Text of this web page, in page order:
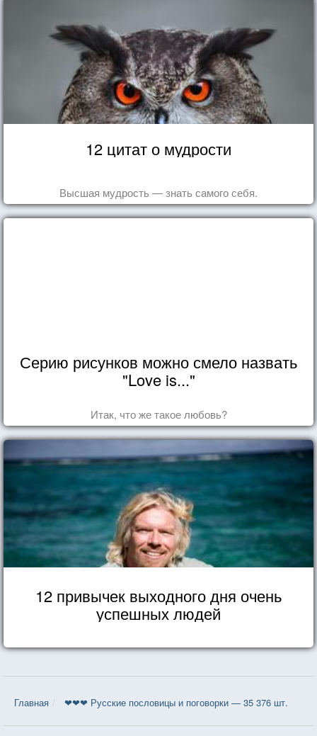
12 цитат о мудрости
Высшая мудрость — знать самого себя.
Серию рисунков можно смело назвать
"Love is..."
Итак, что же такое любовь?
12 привычек выходного дня очень
успешных людей
Главная ❤❤❤ Русские пословицы и поговорки — 35 376 шт.